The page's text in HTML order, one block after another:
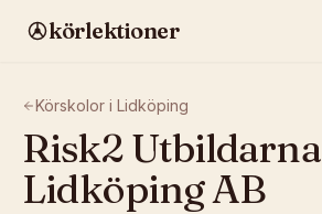
körlektioner
Körskolor i Lidköping
Risk2 Utbildarna
Lidköping AB